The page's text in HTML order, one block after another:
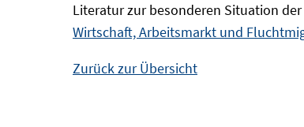
Literatur zur besonderen Situation
Wirtschaft, Arbeitsmarkt und
Zurück zur Übersicht